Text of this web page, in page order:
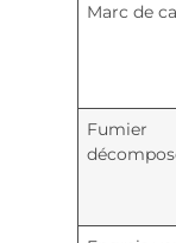
Marc de
Fumier